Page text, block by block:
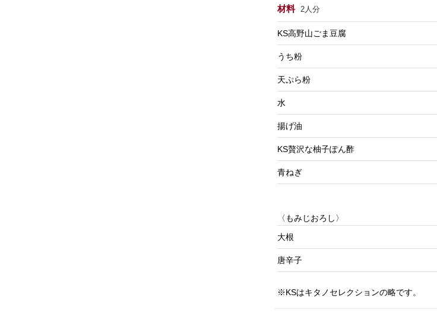
材料 2人分
KS高野山ごま豆腐
うち粉
天ぷら粉
水
揚げ油
KS贅沢な柚子ぽん酢
青ねぎ
〈もみじおろし〉
大根
唐辛子
※KSはキタノセレクションの略です。